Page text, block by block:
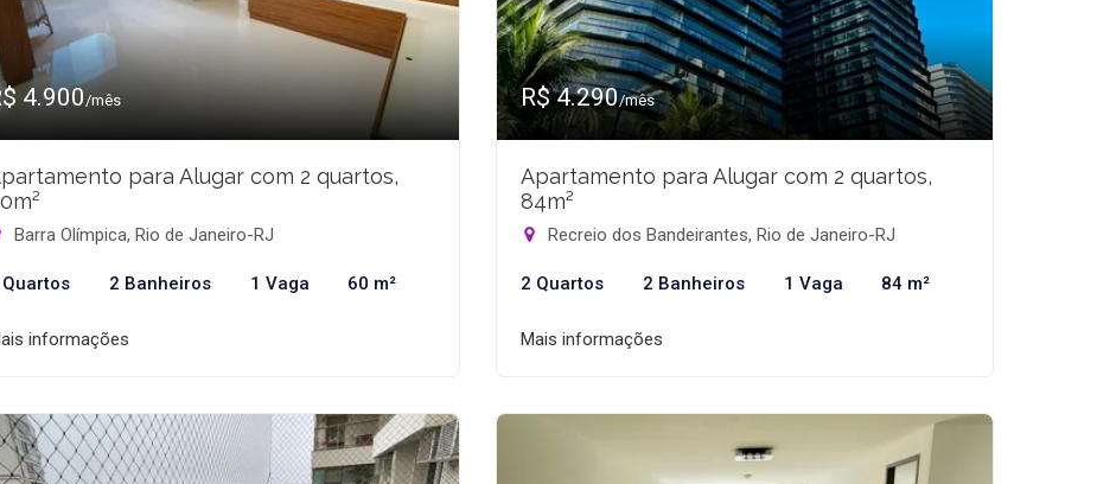
4.900/mês
para Alugar com 2 quartos,
Barra Olímpica, Rio de Janeiro-RJ
Quartos 2 Banheiros 1 Vaga 60 m²
informações
R$ 4.290/mês
Apartamento para Alugar com 2 quartos,
84m²
Recreio dos Bandeirantes, Rio de Janeiro-RJ
2 Quartos 2 Banheiros 1 Vaga 84 m²
Mais informações